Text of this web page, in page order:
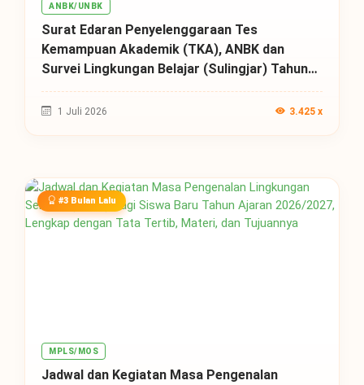
ANBK/UNBK
Surat Edaran Penyelenggaraan Tes
Kemampuan Akademik (TKA), ANBK dan
Survei Lingkungan Belajar (Sulingjar) Tahun
2026 Jenjang SMA/MA/Sederajat, Ini Jadwal,
Ketentuan dan Tugas Kepala Sekolah serta
1 Juli 2026 3.425 x
#3 Bulan Lalu
MPLS/MOS
Jadwal dan Kegiatan Masa Pengenalan